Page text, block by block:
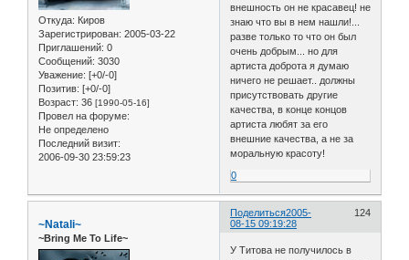
Откуда: Киров
Зарегистрирован: 2005-03-22
Приглашений: 0
Сообщений: 3030
Уважение: [+0/-0]
Позитив: [+0/-0]
Возраст: 36 [1990-05-16]
Провел на форуме:
Не определено
Последний визит:
2006-09-30 23:59:23
внешность он не красавец! не
знаю что вы в нем нашли!...
разве только то что он был
очень добрым... но для
артиста доброта я думаю
ничего не решает.. должны
присутствовать другие
качества, в конце концов
артиста любят за его
внешние качества, а не за
моральную красоту!
0
Поделиться 124
2005-
08-15 09:19:28
~Natali~
~Bring Me To Life~
У Титова не получилось в